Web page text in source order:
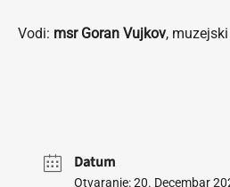
Vodi: msr Goran Vujkov,
Datum
Otvaranje: 20. Decembar